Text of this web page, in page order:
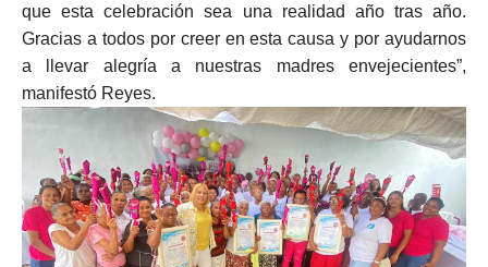
que esta celebración sea una realidad año tras año.
Gracias a todos por creer en esta causa y por ayudarnos
a llevar alegría a nuestras madres envejecientes”,
manifestó Reyes.